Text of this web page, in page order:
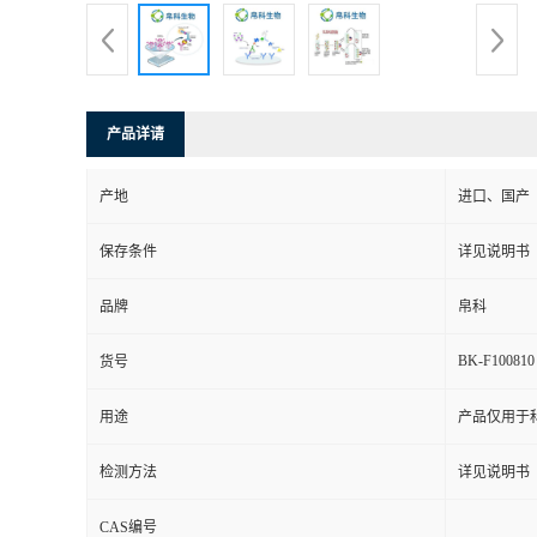
产品详请
产地 进口、国产
保存条件 详见说明书
品牌 帛科
货号 BK-F100810
用途 产品仅用于
检测方法 详见说明书
CAS编号